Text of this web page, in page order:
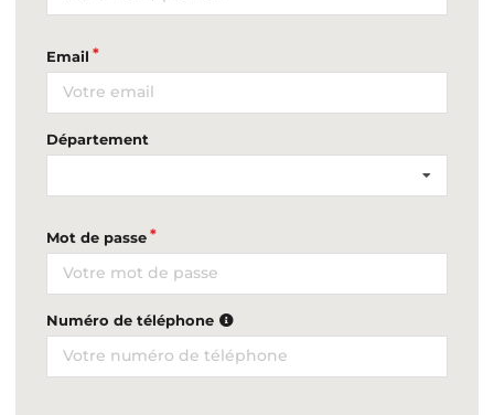
Email
Département
Mot de passe
Numéro de téléphone